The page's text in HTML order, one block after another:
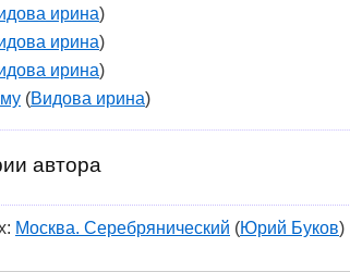
ирина)
ирина)
ирина)
(Видова ирина)
автора
Москва. Серебрянический (Юрий Буков)